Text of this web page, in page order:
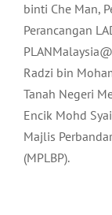
binti Che Man,
Perancangan
Radzi bin
Tanah Negeri
Encik Mohd
Majlis
(MPLBP).